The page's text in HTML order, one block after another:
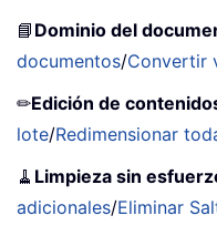
📘 Dominio del
documentos/Convertir
✏Edición de
lote/Redimensionar
🧹 Limpieza sin
adicionales/Eliminar